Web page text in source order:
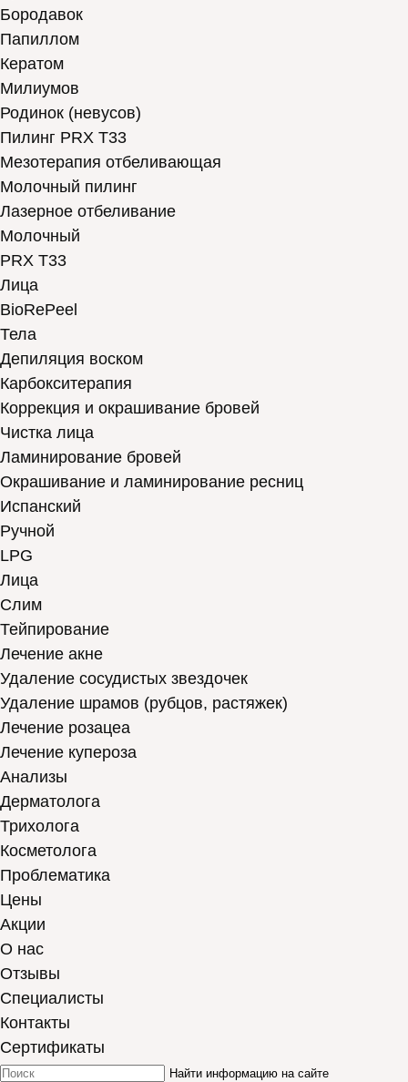
Бородавок
Папиллом
Кератом
Милиумов
Родинок (невусов)
Пилинг PRX T33
Мезотерапия отбеливающая
Молочный пилинг
Лазерное отбеливание
Молочный
PRX T33
Лица
BioRePeel
Тела
Депиляция воском
Карбокситерапия
Коррекция и окрашивание бровей
Чистка лица
Ламинирование бровей
Окрашивание и ламинирование ресниц
Испанский
Ручной
LPG
Лица
Слим
Тейпирование
Лечение акне
Удаление сосудистых звездочек
Удаление шрамов (рубцов, растяжек)
Лечение розацеа
Лечение купероза
Анализы
Дерматолога
Трихолога
Косметолога
Проблематика
Цены
Акции
О нас
Отзывы
Cпециалисты
Контакты
Сертификаты
Найти информацию на сайте